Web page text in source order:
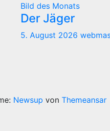
Bild des Monats
Der Jäger
5. August 2026
Newsup von Themeansar